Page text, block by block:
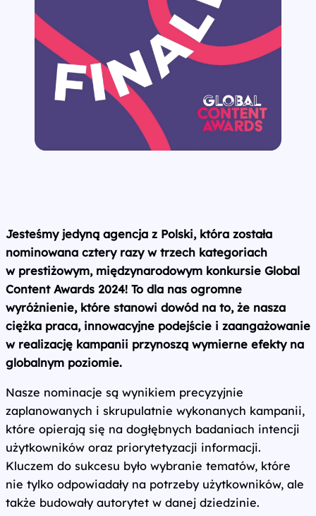
Jesteśmy jedyną agencja z Polski, która została
nominowana cztery razy w trzech kategoriach
w prestiżowym, międzynarodowym konkursie Global
Content Awards 2024! To dla nas ogromne
wyróżnienie, które stanowi dowód na to, że nasza
ciężka praca, innowacyjne podejście i zaangażowanie
w realizację kampanii przynoszą wymierne efekty na
globalnym poziomie.
Nasze nominacje są wynikiem precyzyjnie
zaplanowanych i skrupulatnie wykonanych kampanii,
które opierają się na dogłębnych badaniach intencji
użytkowników oraz priorytetyzacji informacji.
Kluczem do sukcesu było wybranie tematów, które
nie tylko odpowiadały na potrzeby użytkowników, ale
także budowały autorytet w danej dziedzinie.